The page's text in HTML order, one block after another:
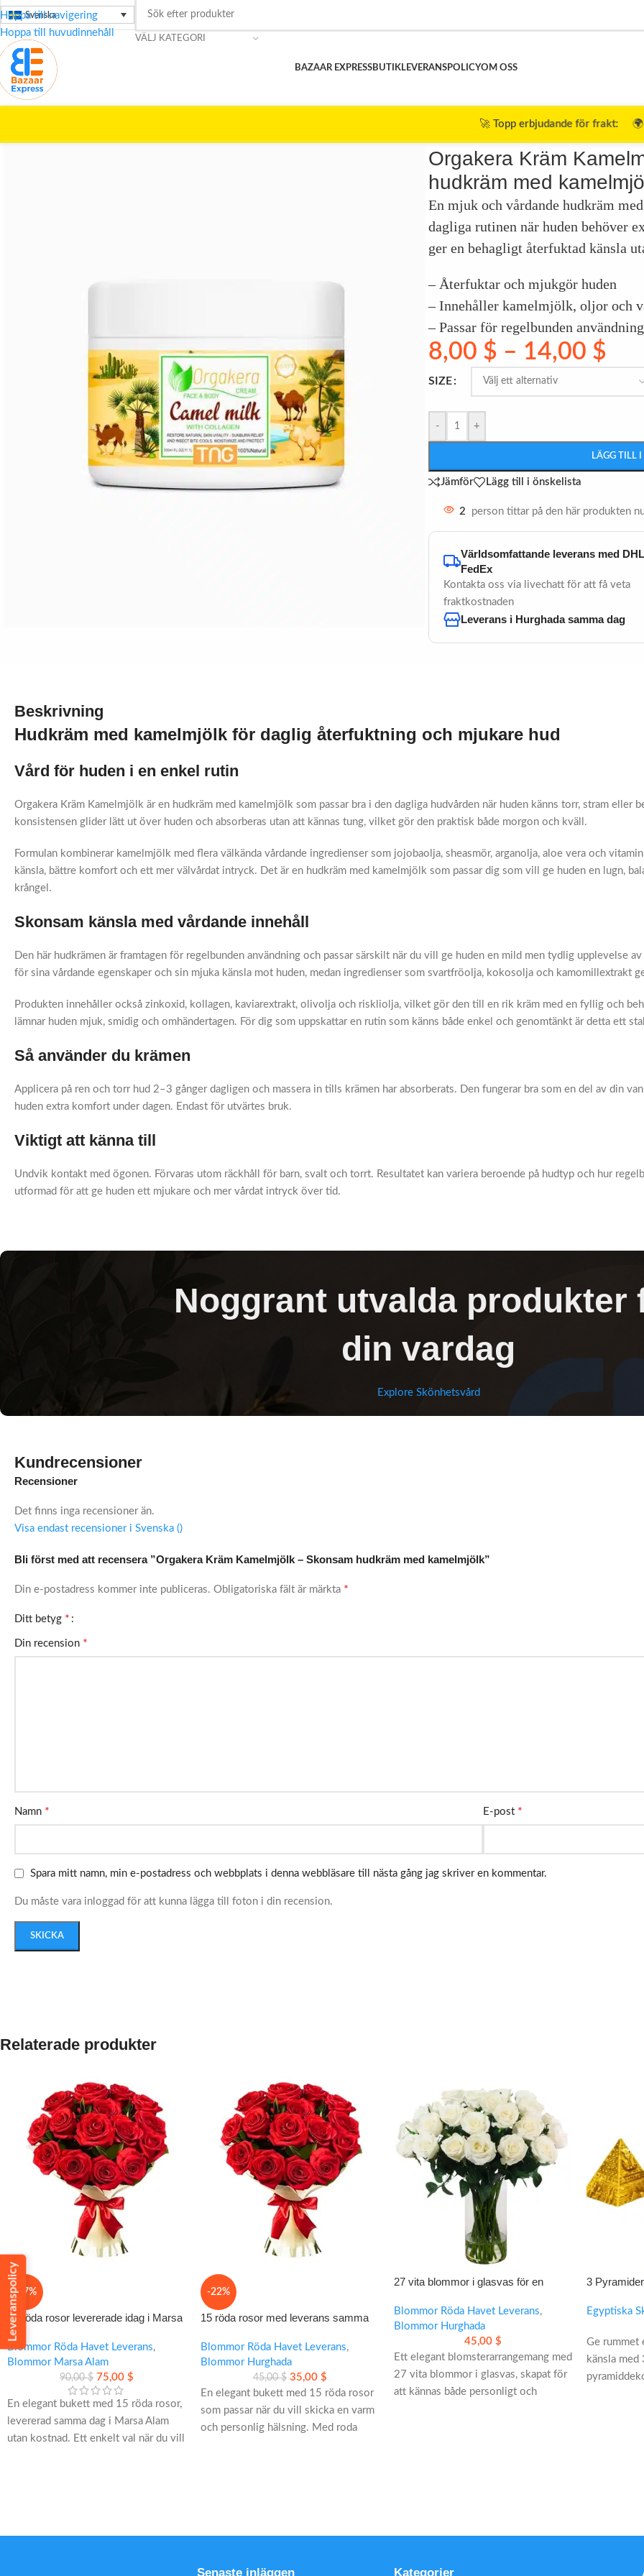
Hoppa till navigering
Hoppa till huvudinnehåll
Svenska
VÄLJ KATEGORI
BAZAAR EXPRESSBUTIKLEVERANSPOLICYOM OSS
Topp erbjudande för frakt:🌍 Beställningar
Orgakera Kräm
hudkräm med
En mjuk och vårdande hudkräm
dagliga rutinen när huden behöver
ger en behagligt återfuktad känsla
– Återfuktar och mjukgör huden
– Innehåller kamelmjölk, oljor och
– Passar för regelbunden
8,00 $ – 14,00 $
SIZE
- +
LÄGG TILL
Jämför Lägg till i önskelista
2 person tittar på den här produkten
Världsomfattande leverans med
FedEx
Kontakta oss via livechatt för att få veta
fraktkostnaden
Leverans i Hurghada samma dag
Beskrivning
Hudkräm med kamelmjölk för daglig återfuktning och mjukare hud
Vård för huden i en enkel rutin
Orgakera Kräm Kamelmjölk är en hudkräm med kamelmjölk som passar bra i den dagliga hudvården när huden känns torr, stram eller
konsistensen glider lätt ut över huden och absorberas utan att kännas tung, vilket gör den praktisk både morgon och kväll.
Formulan kombinerar kamelmjölk med flera välkända vårdande ingredienser som jojobaolja, sheasmör, arganolja, aloe vera och
känsla, bättre komfort och ett mer välvårdat intryck. Det är en hudkräm med kamelmjölk som passar dig som vill ge huden en lugn,
krångel.
Skonsam känsla med vårdande innehåll
Den här hudkrämen är framtagen för regelbunden användning och passar särskilt när du vill ge huden en mild men tydlig upplevelse
för sina vårdande egenskaper och sin mjuka känsla mot huden, medan ingredienser som svartfröolja, kokosolja och kamomillextrakt
Produkten innehåller också zinkoxid, kollagen, kaviarextrakt, olivolja och riskliolja, vilket gör den till en rik kräm med en fyllig och
lämnar huden mjuk, smidig och omhändertagen. För dig som uppskattar en rutin som känns både enkel och genomtänkt är detta ett
Så använder du krämen
Applicera på ren och torr hud 2–3 gånger dagligen och massera in tills krämen har absorberats. Den fungerar bra som en del av din
huden extra komfort under dagen. Endast för utvärtes bruk.
Viktigt att känna till
Undvik kontakt med ögonen. Förvaras utom räckhåll för barn, svalt och torrt. Resultatet kan variera beroende på hudtyp och hur
utformad för att ge huden ett mjukare och mer vårdat intryck över tid.
Noggrant utvalda produkter
din vardag
Explore Skönhetsvård
Kundrecensioner
Recensioner
Det finns inga recensioner än.
Visa endast recensioner i Svenska ()
Bli först med att recensera ”Orgakera Kräm Kamelmjölk – Skonsam hudkräm med kamelmjölk”
Din e-postadress kommer inte publiceras. Obligatoriska fält är märkta *
Ditt betyg *
Din recension *
Namn * E-post *
Spara mitt namn, min e-postadress och webbplats i denna webbläsare till nästa gång jag skriver en kommentar.
Du måste vara inloggad för att kunna lägga till foton i din recension.
Relaterade produkter
-17%
15 röda rosor levererade idag i Marsa
Alam
Blommor Röda Havet Leverans,
Blommor Marsa Alam
90,00$ 75,00 $
En elegant bukett med 15 röda rosor,
levererad samma dag i Marsa Alam
utan kostnad. Ett enkelt val när du vill
-22%
15 röda rosor med leverans samma
Blommor Röda Havet Leverans,
Blommor Hurghada
45,00$ 35,00 $
En elegant bukett med 15 röda rosor
som passar när du vill skicka en varm
och personlig hälsning. Med roda
27 vita blommor i glasvas för en
Blommor Röda Havet Leverans,
Blommor Hurghada
45,00 $
Ett elegant blomsterarrangemang med
27 vita blommor i glasvas, skapat för
att kännas både personligt och
omtänksamma tillfällen
3
Egyptiska
Ge rummet
känsla med
Senaste inläggen Kategorier
Leveranspolicy